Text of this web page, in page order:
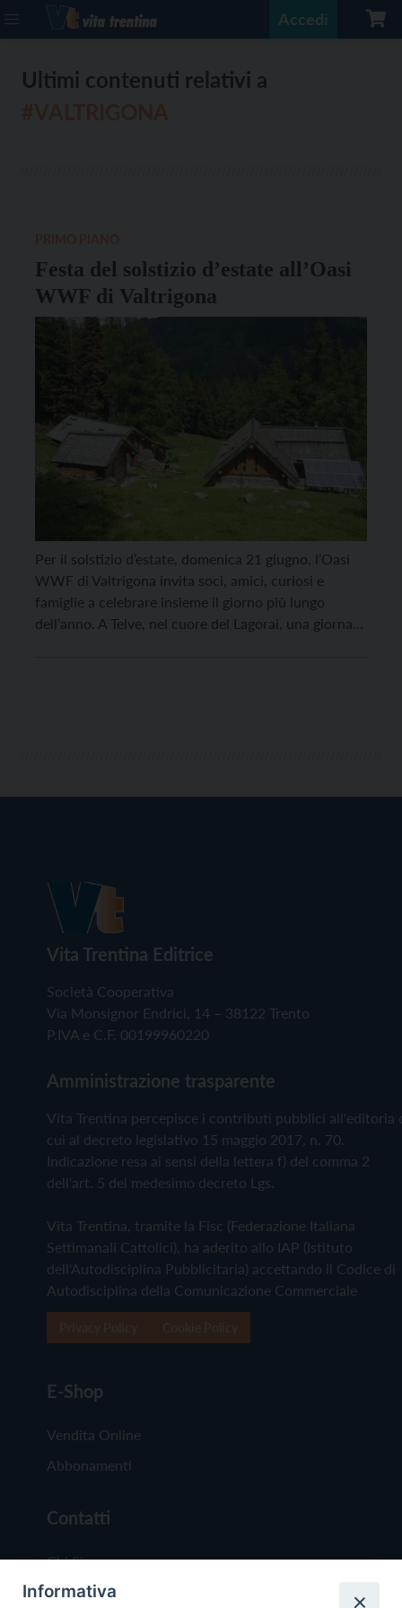
Accedi
Ultimi contenuti relativi a
Festa del solstizio d’estate all’Oasi
WWF di Valtrigona
Per il solstizio d’estate, domenica 21 giugno, l’Oasi
WWF di Valtrigona invita soci, amici, curiosi e
famiglie a celebrare insieme il giorno più lungo
dell’anno. A Telve, nel cuore del Lagorai, una giornata
Vita Trentina Editrice
Società Cooperativa
Via Monsignor Endrici, 14 – 38122 Trento
P.IVA e C.F. 00199960220
Amministrazione trasparente
Vita Trentina percepisce i contributi pubblici all'editoria
cui al decreto legislativo 15 maggio 2017, n. 70.
Indicazione resa ai sensi della lettera f) del comma 2
dell'art. 5 del medesimo decreto Lgs.
Vita Trentina, tramite la Fisc (Federazione Italiana
Settimanali Cattolici), ha aderito allo IAP (Istituto
dell'Autodisciplina Pubblicitaria) accettando il Codice di
Autodisciplina della Comunicazione Commerciale
E-Shop
Vendita Online
Abbonamenti
Contatti
Chi Siamo
Redazione
Informativa